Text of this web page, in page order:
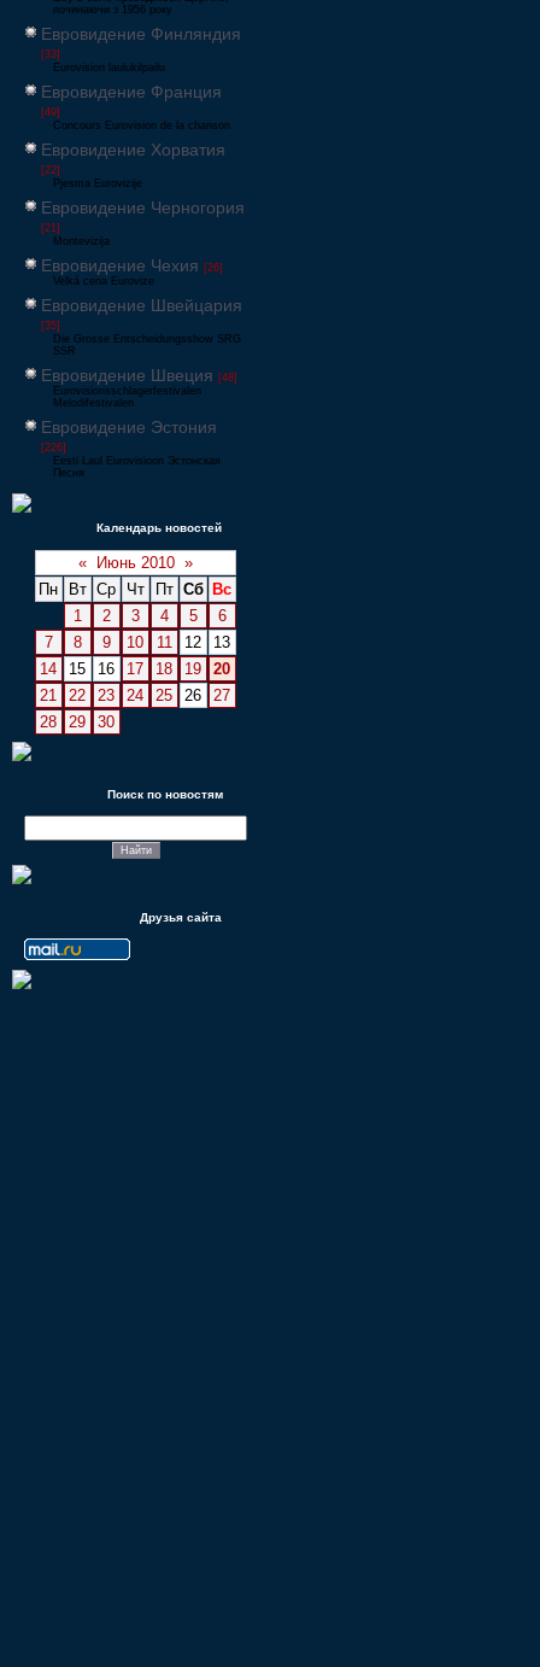
починаючи з 1956 року
Евровидение Финляндия
[33]
Eurovision laulukilpailu
Евровидение Франция
[49]
Concours Eurovision de la chanson
Евровидение Хорватия
[22]
Pjesma Eurovizije
Евровидение Черногория
[21]
Montevizija
Евровидение Чехия [26]
Velká cena Eurovize
Евровидение Швейцария
[35]
Die Grosse Entscheidungsshow SRG
SSR
Евровидение Швеция [48]
Eurovisionsschlagerfestivalen
Melodifestivalen
Евровидение Эстония
[226]
Eesti Laul Eurovisioon Эстонская
Песня
Календарь новостей
« Июнь 2010 »
Пн
Вт Ср Чт Пт Сб
Вс
1
2 3 4 5
6
7
8 9 10 11 12
13
14
15 16 17 18 19
20
21
22 23 24 25 26
27
28
29 30
Поиск по новостям
Друзья сайта